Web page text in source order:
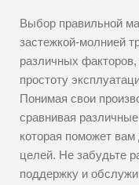
Выбор правильной
застежкой-молнией
различных
простоту
Понимая свои
сравнивая
которая поможет
целей. Не забудьте
поддержку и